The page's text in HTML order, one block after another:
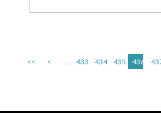
<< < ... 433 434 435 436